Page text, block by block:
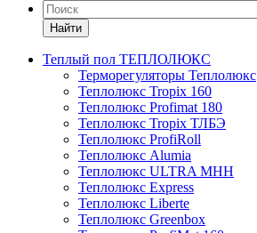
Найти
Теплый пол ТЕПЛОЛЮКС
Терморегуляторы Теплолюкс
Теплолюкс Tropix 160
Теплолюкс Profimat 180
Теплолюкс Tropix ТЛБЭ
Теплолюкс ProfiRoll
Теплолюкс Alumia
Теплолюкс ULTRA МНН
Теплолюкс Express
Теплолюкс Liberte
Теплолюкс Greenbox